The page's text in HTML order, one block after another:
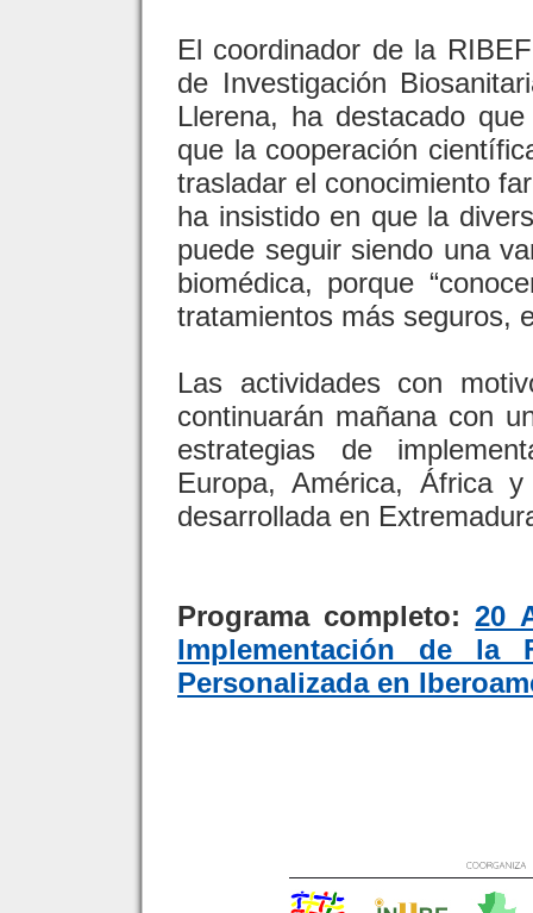
El coordinador de la
de Investigación
Llerena, ha destacado
que la cooperación
trasladar el conocimiento
ha insistido en que la
puede seguir siendo una
biomédica, porque
tratamientos más seguros,
Las actividades con
continuarán mañana con
estrategias de
Europa, América, África
desarrollada en
Programa completo: 20
Implementación de la
Personalizada en